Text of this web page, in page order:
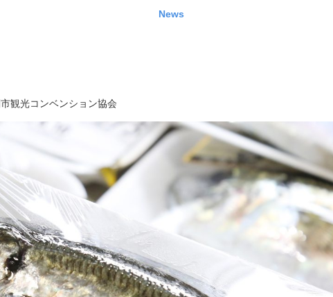
News
観光コンベンション協会